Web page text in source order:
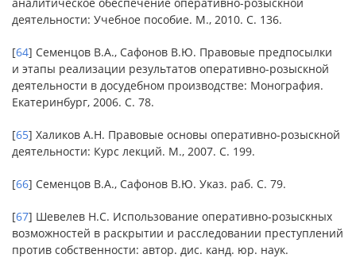
деятельности: Учебное пособие. М., 2010. С. 136.
[64] Семенцов В.А., Сафонов В.Ю. Правовые предпосылки
и этапы реализации результатов оперативно-розыскной
деятельности в досудебном производстве: Монография.
Екатеринбург, 2006. С. 78.
[65] Халиков А.Н. Правовые основы оперативно-розыскной
деятельности: Курс лекций. М., 2007. С. 199.
[66] Семенцов В.А., Сафонов В.Ю. Указ. раб. С. 79.
[67] Шевелев Н.С. Использование оперативно-розыскных
возможностей в раскрытии и расследовании преступлений
против собственности: автор. дис. канд. юр. наук.